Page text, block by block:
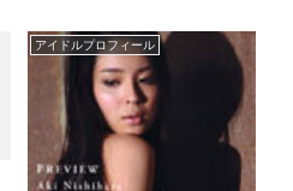
アイドルプロフィール